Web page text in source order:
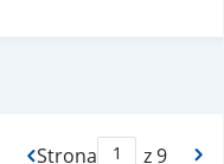
Strona z 9